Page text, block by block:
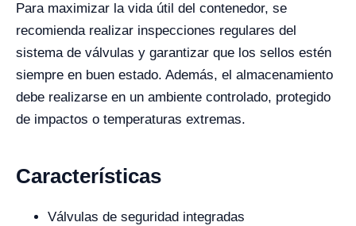
Para maximizar la vida útil del contenedor, se
recomienda realizar inspecciones regulares del
sistema de válvulas y garantizar que los sellos estén
siempre en buen estado. Además, el almacenamiento
debe realizarse en un ambiente controlado, protegido
de impactos o temperaturas extremas.
Características
Válvulas de seguridad integradas